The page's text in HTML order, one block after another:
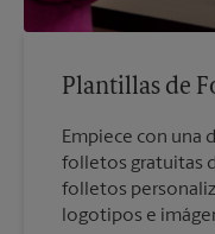
Plantillas de
Empiece con una
folletos gratuitas
folletos
logotipos e